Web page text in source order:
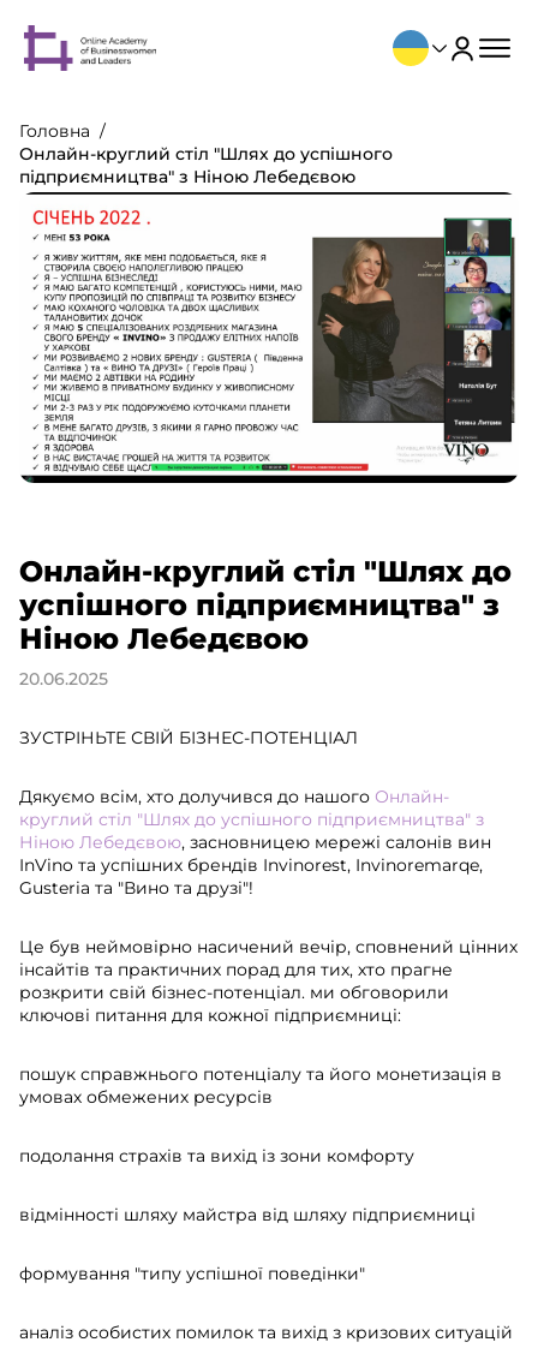
Головна
Онлайн-круглий стіл "Шлях до успішного
підприємництва" з Ніною Лебедєвою
Онлайн-круглий стіл "Шлях до
успішного підприємництва" з
Ніною Лебедєвою
20.06.2025
ЗУСТРІНЬТЕ СВІЙ БІЗНЕС-ПОТЕНЦІАЛ
Дякуємо всім, хто долучився до нашого Онлайн-
круглий стіл "Шлях до успішного підприємництва" з
Ніною Лебедєвою, засновницею мережі салонів вин
InVino та успішних брендів Invinorest, Invinoremarqe,
Gusteria та "Вино та друзі"!
Це був неймовірно насичений вечір, сповнений цінних
інсайтів та практичних порад для тих, хто прагне
розкрити свій бізнес-потенціал. ми обговорили
ключові питання для кожної підприємниці:
пошук справжнього потенціалу та його монетизація в
умовах обмежених ресурсів
подолання страхів та вихід із зони комфорту
відмінності шляху майстра від шляху підприємниці
формування "типу успішної поведінки"
аналіз особистих помилок та вихід з кризових ситуацій